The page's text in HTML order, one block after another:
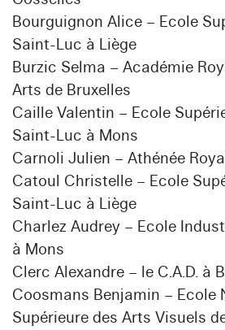
Bourguignon Alice – Ecole
Saint-Luc à Liège
Burzic Selma – Académie
Arts de Bruxelles
Caille Valentin – Ecole
Saint-Luc à Mons
Carnoli Julien – Athénée
Catoul Christelle – Ecole
Saint-Luc à Liège
Charlez Audrey – Ecole
à Mons
Clerc Alexandre – le C.A.D. à
Coosmans Benjamin – Ecole
Supérieure des Arts Visuels